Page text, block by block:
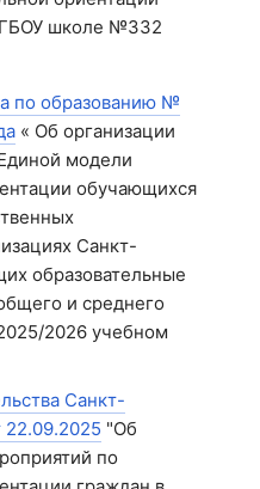
ГБОУ школе №332
по образованию №
« Об организации
модели
обучающихся
Санкт-
образовательные
и среднего
2026 учебном
Санкт-
"Об
по